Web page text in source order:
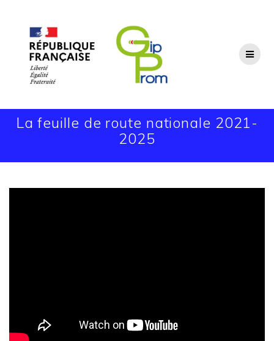
contenu
La feuille de route nationale 2021-
2025